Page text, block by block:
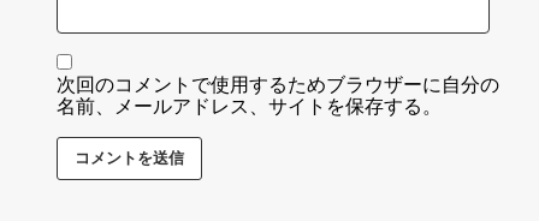
次回のコメントで使用するためブラウザーに自分の
名前、メールアドレス、サイトを保存する。